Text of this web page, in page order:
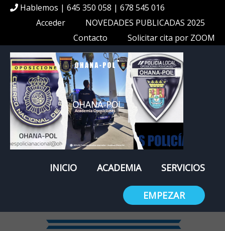
Hablemos | 645 350 058 | 678 545 016
Acceder
NOVEDADES PUBLICADAS 2025
Contacto
Solicitar cita por ZOOM
INICIO ACADEMIA SERVICIOS
EMPEZAR